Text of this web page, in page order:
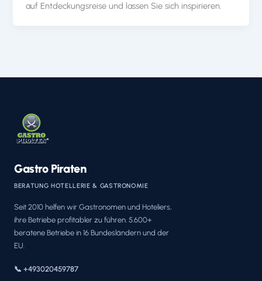
auf Entdeckungsreise und lassen Sie sich inspirieren.
Gastro Piraten
BERATUNG HOTELLERIE & GASTRONOMIE
Seit 2010 helfen wir Gastronomen und Hoteliers,
ihre Betriebe profitabler zu führen. 5.600+
beratene Betriebe in 16 Bundesländern und der
EU.
📞 +493020459787